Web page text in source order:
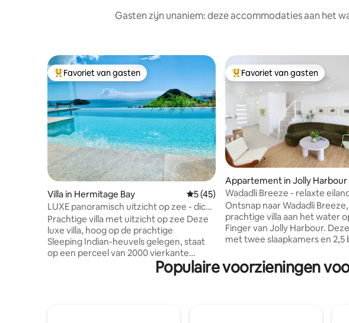
Gasten zijn unaniem: deze accommodaties aan het
Topfavoriet van gasten
Favoriet van gasten
Villa in Hermitage Bay Gemiddelde beoordeling van 5 uit 5, 45
5 (45)
LUXE panoramisch uitzicht op zee - dicht
bij Hermitage Bay Beach
Prachtige villa met uitzicht op zee Deze
luxe villa, hoog op de prachtige
Sleeping Indian-heuvels gelegen, staat
op een perceel van 2000 vierkante
meter met weelderig tropisch groen en
biedt een adembenemend uitzicht over
Topfavoriet van gasten
Favoriet van gasten
Appartement in Jolly Harbour
Wadadli Breeze - relaxte
Ontsnap naar Wadadli
prachtige villa aan het water
Finger van Jolly Harbour.
met twee slaapkamers en 2,5
Caribische charme. Geniet van twee
terrassen met uitzicht op de
Populaire voorzieningen